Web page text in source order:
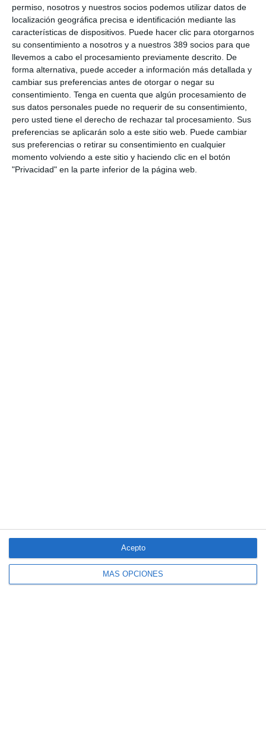
permiso, nosotros y nuestros socios podemos utilizar datos de
localización geográfica precisa e identificación mediante las
características de dispositivos. Puede hacer clic para otorgarnos
su consentimiento a nosotros y a nuestros 389 socios para que
llevemos a cabo el procesamiento previamente descrito. De
forma alternativa, puede acceder a información más detallada y
cambiar sus preferencias antes de otorgar o negar su
consentimiento. Tenga en cuenta que algún procesamiento de
sus datos personales puede no requerir de su consentimiento,
pero usted tiene el derecho de rechazar tal procesamiento. Sus
preferencias se aplicarán solo a este sitio web. Puede cambiar
sus preferencias o retirar su consentimiento en cualquier
momento volviendo a este sitio y haciendo clic en el botón
"Privacidad" en la parte inferior de la página web.
MÁS OPCIONES
Acepto
seminarios especializados por ramos (Vida, Salud, RC y
Pymes);Digitalización , abordando el impulso de las insurtech
y potenciando la mejora de las habilidades de liderazgo para
ganar competitividad;
, para reforzar la
profesionalización del personal administrativo y comercial para
optimizar la atención al cliente y la operativa diaria; yTalento y
futuro , para fomentar el relevo generacional mediante la FP
Dual, la concesión de becas y la planificación de la sucesión
empresarial.
Si quiere recibir diariamente y GRATIS noticias como esta,
pinche aquí.
LO ÚLTIMO